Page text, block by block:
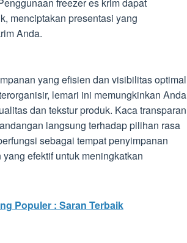
menciptakan presentasi yang
Anda.
yang efisien dan visibilitas optimal
lemari ini memungkinkan Anda
dan tekstur produk. Kaca transparan
langsung terhadap pilihan rasa
sebagai tempat penyimpanan
efektif untuk meningkatkan
Populer : Saran Terbaik